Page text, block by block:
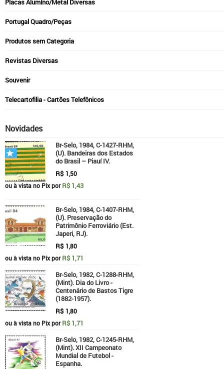
Placas Alumíno/Metal Diversas
Portugal Quadro/Peças
Produtos sem Categoria
Revistas Diversas
Souvenir
Telecartofilia - Cartões Telefônicos
Novidades
Br-Selo, 1984, C-1427-RHM,
(U). Bandeiras dos Estados
do Brasil – Piauí IV.
R$ 1,50
ou à vista no Pix porR$ 1,43
Br-Selo, 1984, C-1407-RHM,
(U). Preservação do
Patrimônio Ferroviário (Est.
Japeri, RJ).
R$ 1,80
ou à vista no Pix porR$ 1,71
Br-Selo, 1982, C-1288-RHM,
(Mint). Dia do Livro -
Centenário de Bastos Tigre
(1882-1957).
R$ 1,80
ou à vista no Pix porR$ 1,71
Br-Selo, 1982, C-1245-RHM,
(Mint). XII Campeonato
Mundial de Futebol -
Espanha.